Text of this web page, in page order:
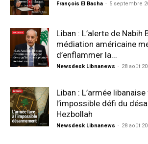
François El Bacha - 5 septembre
Liban : L’alerte de Nabih
médiation américaine
d’enflammer la...
Newsdesk Libnanews - 28 août
Liban : L’armée
l’impossible défi du
Hezbollah
Newsdesk Libnanews - 28 août